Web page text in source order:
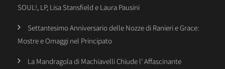
SOUL!, LP, Lisa Stansfield e Laura Pausini
Settantesimo Anniversario delle Nozze di Ranieri e Grace:
Mostre e Omaggi nel Principato
La Mandragola di Machiavelli Chiude l’ Affascinante